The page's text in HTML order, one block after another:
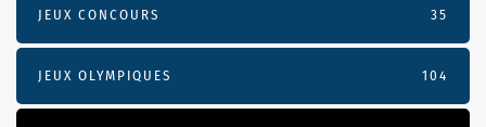
JEUX CONCOURS 35
JEUX OLYMPIQUES 104